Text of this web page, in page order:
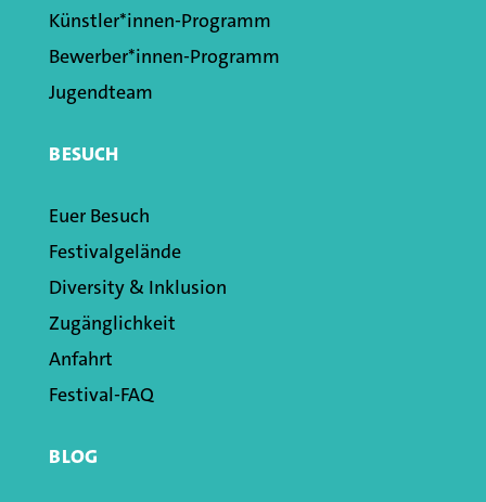
Künstler*innen­-Programm
Bewerber*innen-Programm
Jugendteam
BESUCH
Euer Besuch
Festivalgelände
Diversity & Inklusion
Zugänglichkeit
Anfahrt
Festival-FAQ
BLOG